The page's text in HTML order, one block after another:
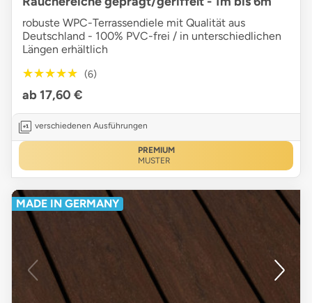
robuste WPC-Terrassendiele mit Qualität aus
Deutschland - 100% PVC-frei / in unterschiedlichen
Längen erhältlich
★★★★★
★★★★★ (6)
ab 17,60 €
verschiedenen Ausführungen
PREMIUM
MUSTER
MADE IN GERMANY